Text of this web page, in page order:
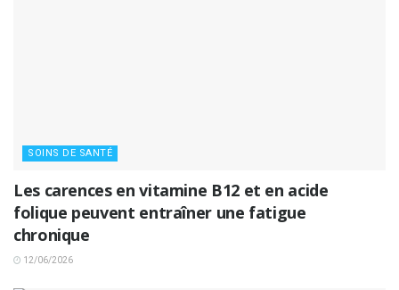
SOINS DE SANTÉ
Les carences en vitamine B12 et en acide
folique peuvent entraîner une fatigue
chronique
12/06/2026